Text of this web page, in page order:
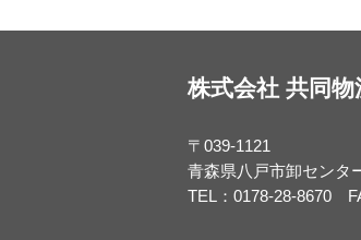
株式会社 共同
〒039-1121
青森県八戸市卸センタ
TEL：0178-28-8670